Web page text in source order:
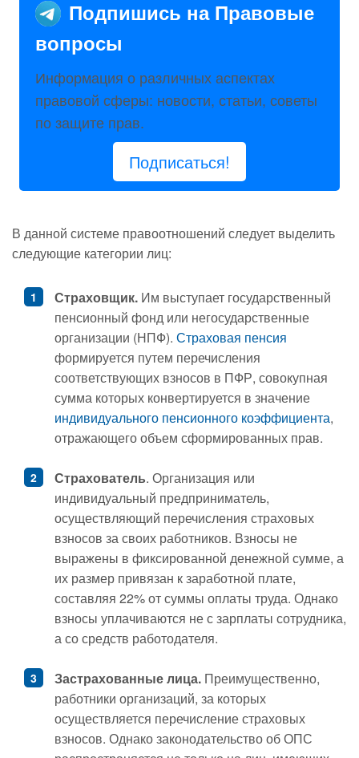
Подпишись на Правовые
вопросы
Информация о различных аспектах
правовой сферы: новости, статьи, советы
по защите прав.
Подписаться!
В данной системе правоотношений следует выделить
следующие категории лиц:
Страховщик. Им выступает государственный
пенсионный фонд или негосударственные
организации (НПФ). Страховая пенсия
формируется путем перечисления
соответствующих взносов в ПФР, совокупная
сумма которых конвертируется в значение
индивидуального пенсионного коэффициента,
отражающего объем сформированных прав.
Страхователь. Организация или
индивидуальный предприниматель,
осуществляющий перечисления страховых
взносов за своих работников. Взносы не
выражены в фиксированной денежной сумме, а
их размер привязан к заработной плате,
составляя 22% от суммы оплаты труда. Однако
взносы уплачиваются не с зарплаты сотрудника,
а со средств работодателя.
Застрахованные лица. Преимущественно,
работники организаций, за которых
осуществляется перечисление страховых
взносов. Однако законодательство об ОПС